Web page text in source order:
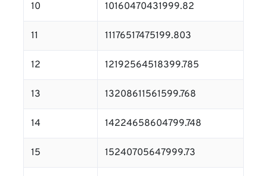
10 10160470431999.82
11 11176517475199.803
12 12192564518399.785
13 13208611561599.768
14 14224658604799.748
15 15240705647999.73